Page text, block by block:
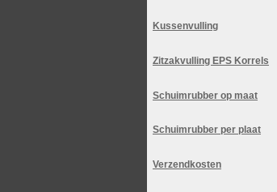
Kussenvulling
Zitzakvulling EPS Korrels
Schuimrubber op maat
Schuimrubber per plaat
Verzendkosten